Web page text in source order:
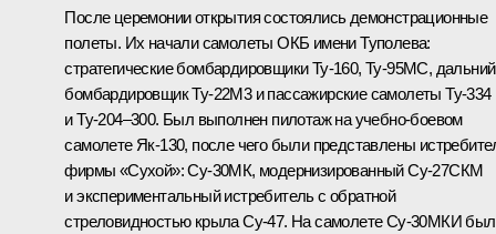
После церемонии открытия состоялись демонстрационные
полеты. Их начали самолеты ОКБ имени Туполева:
стратегические бомбардировщики Ту-160, Ту-95МС, дальний
бомбардировщик Ту-22М3 и пассажирские самолеты Ту-334
и Ту-204–300. Был выполнен пилотаж на учебно-боевом
самолете Як-130, после чего были представлены
фирмы «Сухой»: Су-30МК, модернизированный Су-27СКМ
и экспериментальный истребитель с обратной
стреловидностью крыла Су-47. На самолете Су-30МКИ был